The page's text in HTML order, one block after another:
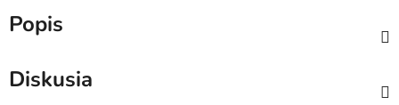
Popis
Diskusia